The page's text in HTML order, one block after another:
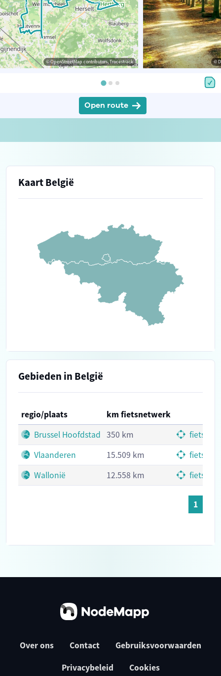
© OpenStreetMap contributors, Tracestrack ©
Open route
Kaart België
Gebieden in België
regio/plaats
km fietsnetwerk
Brussel Hoofdstad 350 km
Vlaanderen
15.509 km
Wallonië
12.558 km
1
Over ons Contact Gebruiksvoorwaarden
Privacybeleid Cookies